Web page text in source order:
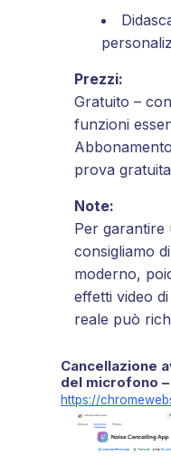
Prezzi:
Gratuito –
funzioni
prova
Note:
Per garantire
consigliamo
moderno,
effetti video
reale può
Cancellazione
del microfono
https://